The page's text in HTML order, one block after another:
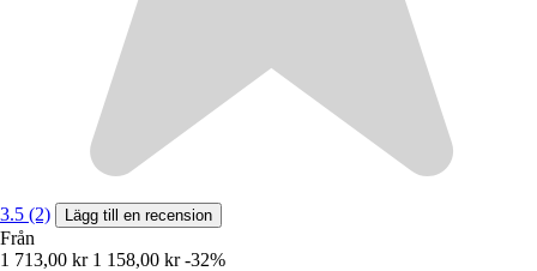
3.5 (2) Lägg till en recension
Från
1 713,00 kr 1 158,00 kr -32%